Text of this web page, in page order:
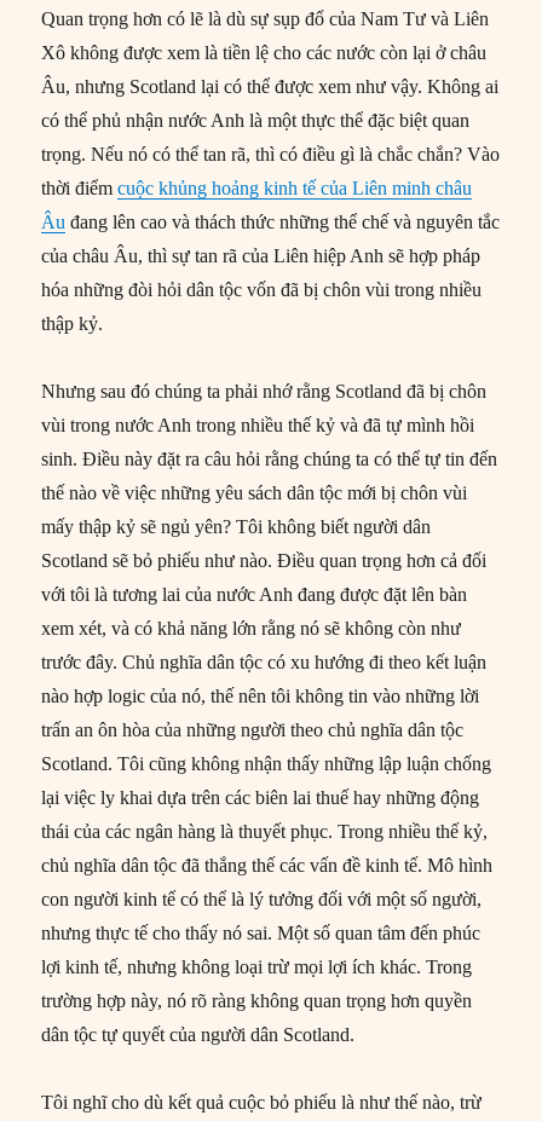
Quan trọng hơn có lẽ là dù sự sụp đổ của Nam Tư và Liên
Xô không được xem là tiền lệ cho các nước còn lại ở châu
Âu, nhưng Scotland lại có thể được xem như vậy. Không ai
có thể phủ nhận nước Anh là một thực thể đặc biệt quan
trọng. Nếu nó có thể tan rã, thì có điều gì là chắc chắn? Vào
thời điểmcuộc khủng hoảng kinh tế của Liên minh châu
Âu đang lên cao và thách thức những thể chế và nguyên tắc
của châu Âu, thì sự tan rã của Liên hiệp Anh sẽ hợp pháp
hóa những đòi hỏi dân tộc vốn đã bị chôn vùi trong nhiều
thập kỷ.
Nhưng sau đó chúng ta phải nhớ rằng Scotland đã bị chôn
vùi trong nước Anh trong nhiều thế kỷ và đã tự mình hồi
sinh. Điều này đặt ra câu hỏi rằng chúng ta có thể tự tin đến
thế nào về việc những yêu sách dân tộc mới bị chôn vùi
mấy thập kỷ sẽ ngủ yên? Tôi không biết người dân
Scotland sẽ bỏ phiếu như nào. Điều quan trọng hơn cả đối
với tôi là tương lai của nước Anh đang được đặt lên bàn
xem xét, và có khả năng lớn rằng nó sẽ không còn như
trước đây. Chủ nghĩa dân tộc có xu hướng đi theo kết luận
nào hợp logic của nó, thế nên tôi không tin vào những lời
trấn an ôn hòa của những người theo chủ nghĩa dân tộc
Scotland. Tôi cũng không nhận thấy những lập luận chống
lại việc ly khai dựa trên các biên lai thuế hay những động
thái của các ngân hàng là thuyết phục. Trong nhiều thế kỷ,
chủ nghĩa dân tộc đã thắng thế các vấn đề kinh tế. Mô hình
con người kinh tế có thể là lý tưởng đối với một số người,
nhưng thực tế cho thấy nó sai. Một số quan tâm đến phúc
lợi kinh tế, nhưng không loại trừ mọi lợi ích khác. Trong
trường hợp này, nó rõ ràng không quan trọng hơn quyền
dân tộc tự quyết của người dân Scotland.
Tôi nghĩ cho dù kết quả cuộc bỏ phiếu là như thế nào, trừ